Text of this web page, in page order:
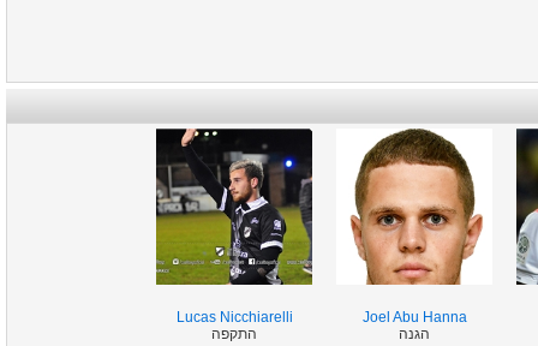
Joel Abu Hanna
הגנה
Lucas Nicchiarelli
התקפה